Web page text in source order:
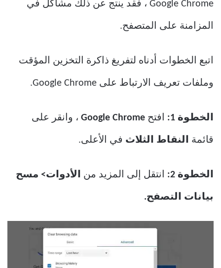
Google Chrome ، فقد ينتج عن ذلك مشاكل في
المزامنة على المتصفح.
اتبع الخطوات أدناه لتفريغ ذاكرة التخزين المؤقت
وملفات تعريف الارتباط على Google Chrome.
الخطوة 1: افتح Google Chrome ، وانقر على
قائمة النقاط الثلاث في الأعلى.
الخطوة 2: انتقل إلى المزيد من الأدوات> مسح
بيانات التصفح.